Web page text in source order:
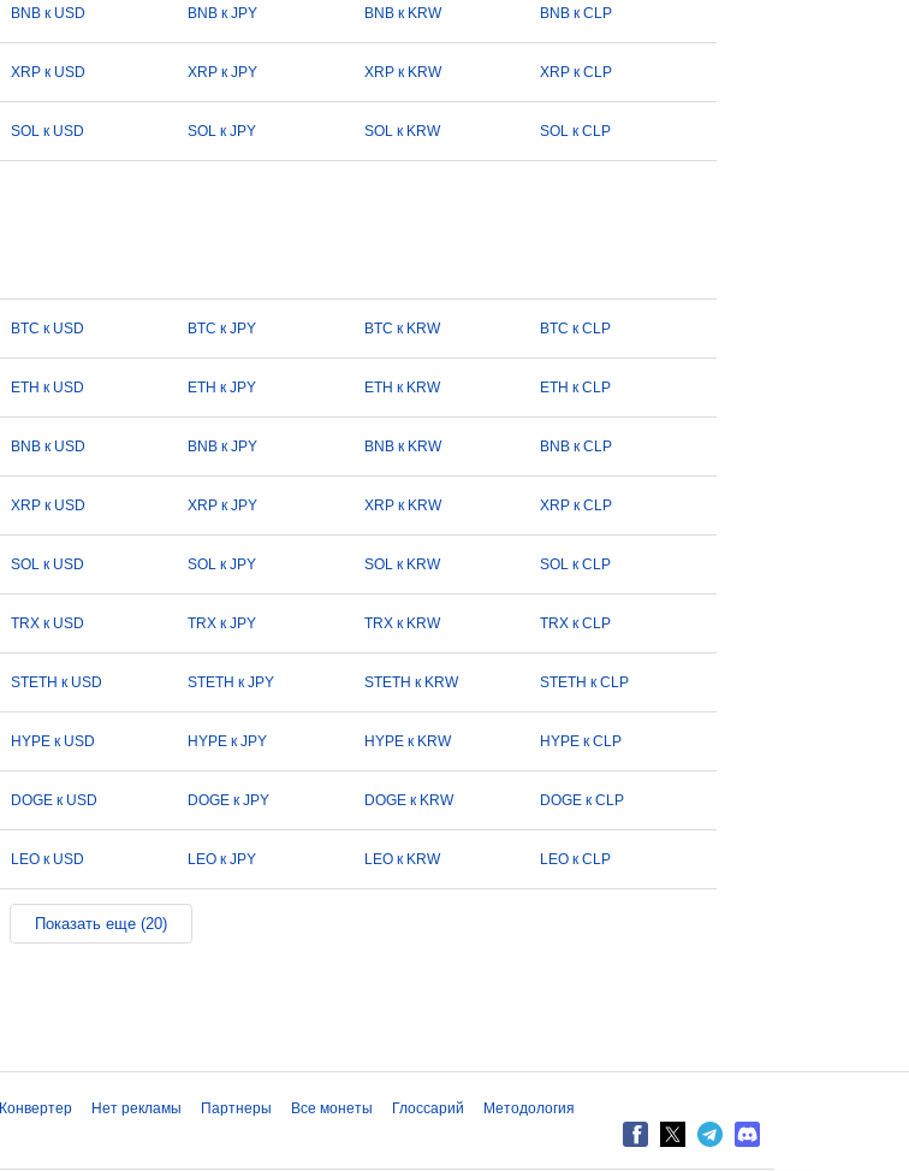
BNB к USD BNB к JPY BNB к KRW BNB к CLP
XRP к USD XRP к JPY XRP к KRW XRP к CLP
SOL к USD SOL к JPY SOL к KRW SOL к CLP
BTC к USD BTC к JPY BTC к KRW BTC к CLP
ETH к USD ETH к JPY ETH к KRW ETH к CLP
BNB к USD BNB к JPY BNB к KRW BNB к CLP
XRP к USD XRP к JPY XRP к KRW XRP к CLP
SOL к USD SOL к JPY SOL к KRW SOL к CLP
TRX к USD TRX к JPY TRX к KRW TRX к CLP
STETH к USD STETH к JPY STETH к KRW STETH к CLP
HYPE к USD HYPE к JPY HYPE к KRW HYPE к CLP
DOGE к USD DOGE к JPY DOGE к KRW DOGE к CLP
LEO к USD LEO к JPY LEO к KRW LEO к CLP
Показать еще (20)
Конвертер Нет рекламы Партнеры Все монеты Глоссарий
Методология